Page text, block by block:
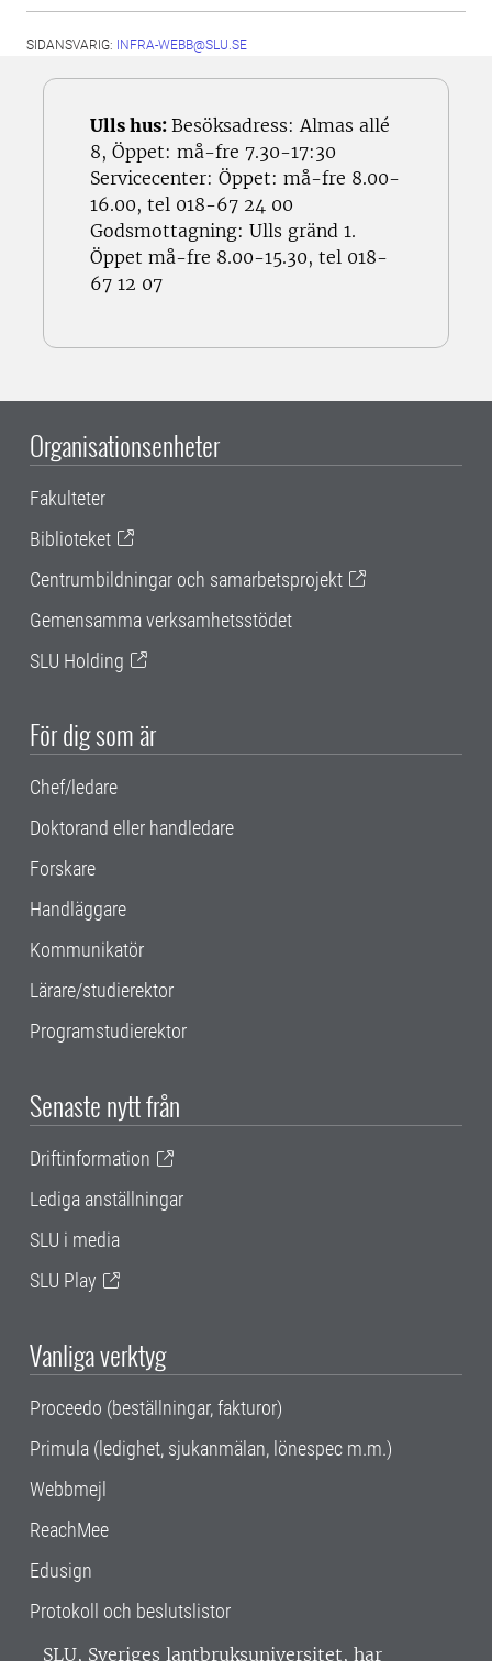
SIDANSVARIG: INFRA-WEBB@SLU.SE
Ulls hus: Besöksadress: Almas allé
8, Öppet: må-fre 7.30-17:30
Servicecenter: Öppet: må-fre 8.00-
16.00, tel 018-67 24 00
Godsmottagning: Ulls gränd 1.
Öppet må-fre 8.00-15.30, tel 018-
67 12 07
Organisationsenheter
Fakulteter
Biblioteket
Centrumbildningar och samarbetsprojekt
Gemensamma verksamhetsstödet
SLU Holding
För dig som är
Chef/ledare
Doktorand eller handledare
Forskare
Handläggare
Kommunikatör
Lärare/studierektor
Programstudierektor
Senaste nytt från
Driftinformation
Lediga anställningar
SLU i media
SLU Play
Vanliga verktyg
Proceedo (beställningar, fakturor)
Primula (ledighet, sjukanmälan, lönespec m.m.)
Webbmejl
ReachMee
Edusign
Protokoll och beslutslistor
SLU, Sveriges lantbruksuniversitet, har